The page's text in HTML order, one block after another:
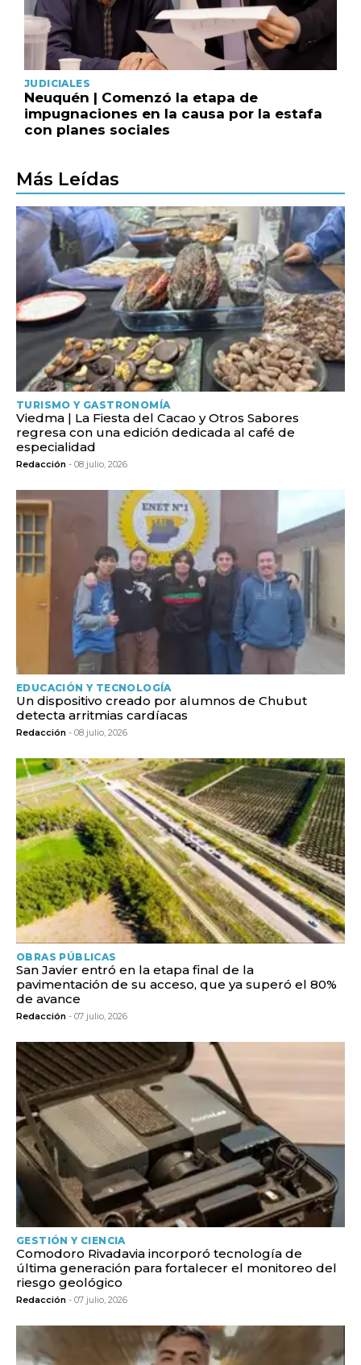
JUDICIALES
Neuquén | Comenzó la etapa de
impugnaciones en la causa por la estafa
con planes sociales
Más Leídas
TURISMO Y GASTRONOMÍA
Viedma | La Fiesta del Cacao y Otros Sabores
regresa con una edición dedicada al café de
especialidad
Redacción - 08 julio, 2026
EDUCACIÓN Y TECNOLOGÍA
Un dispositivo creado por alumnos de Chubut
detecta arritmias cardíacas
Redacción - 08 julio, 2026
OBRAS PÚBLICAS
San Javier entró en la etapa final de la
pavimentación de su acceso, que ya superó el 80%
de avance
Redacción - 07 julio, 2026
GESTIÓN Y CIENCIA
Comodoro Rivadavia incorporó tecnología de
última generación para fortalecer el monitoreo del
riesgo geológico
Redacción - 07 julio, 2026